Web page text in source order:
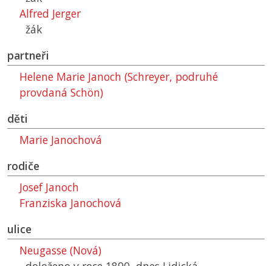
Alfred Jerger
žák
partneři
Helene Marie Janoch (Schreyer, podruhé
provdaná Schön)
děti
Marie Janochová
rodiče
Josef Janoch
Franziska Janochová
ulice
Neugasse (Nová)